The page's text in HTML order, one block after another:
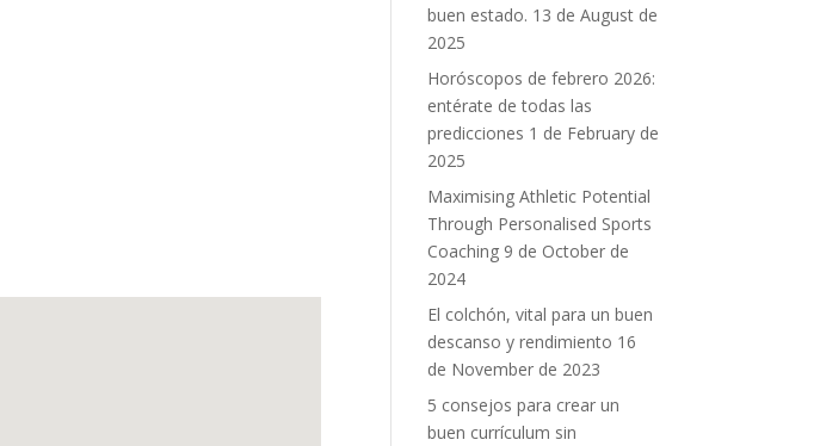
buen estado. 13 de August de
2025
Horóscopos de febrero 2026:
entérate de todas las
predicciones 1 de February de
2025
Maximising Athletic Potential
Through Personalised Sports
Coaching 9 de October de
2024
El colchón, vital para un buen
descanso y rendimiento 16
de November de 2023
5 consejos para crear un
buen currículum sin